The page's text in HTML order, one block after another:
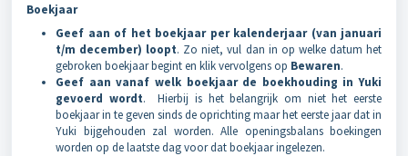
Boekjaar
Geef aan of het boekjaar per kalenderjaar (van januari
t/m december) loopt. Zo niet, vul dan in op welke datum het
gebroken boekjaar begint en klik vervolgens op Bewaren.
Geef aan vanaf welk boekjaar de boekhouding in Yuki
gevoerd wordt. Hierbij is het belangrijk om niet het eerste
boekjaar in te geven sinds de oprichting maar het eerste jaar dat in
Yuki bijgehouden zal worden. Alle openingsbalans boekingen
worden op de laatste dag voor dat boekjaar ingelezen.